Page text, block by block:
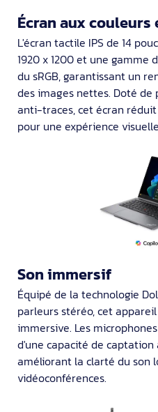
Écran aux couleurs
L'écran tactile IPS de 14
1920 x 1200 et une gamme
du sRGB, garantissant un
des images nettes. Doté
anti-traces, cet écran
pour une expérience
Son immersif
Équipé de la technologie
parleurs stéréo, cet
immersive. Les
d'une capacité de captation
améliorant la clarté du son
vidéoconférences.